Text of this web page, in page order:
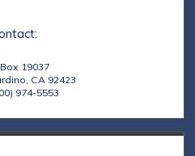
i
g
o
19037
CA 92423
974-5553